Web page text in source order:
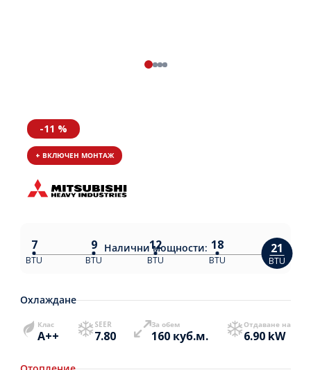
-11 %
+ ВКЛЮЧЕН МОНТАЖ
Наличнимощности:
7
BTU
9
BTU
12
BTU
18
BTU
21
BTU
Охлаждане
Клас
A++
SEER
7.80
За обем
160 куб.м.
Отдаване на
6.90 kW